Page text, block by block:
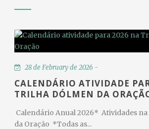
28 de February de 2026 -
CALENDÁRIO ATIVIDADE
TRILHA DÓLMEN DA
Calendário Anual 2026* Atividades
da Oração *Todas as...